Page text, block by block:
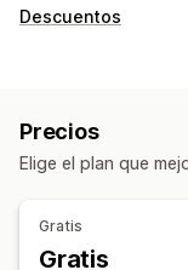
Tipos de programas
Puntos
Productos gratis
Descuentos
Descuentos
Descuentos en el
Recompensas
Descuentos
Precios
Elige el plan que
Gratis
Gratis